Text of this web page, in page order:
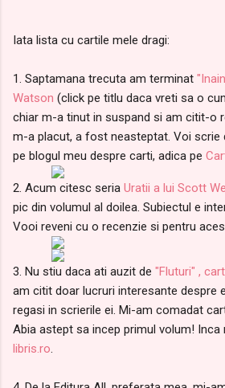
Iata lista cu cartile mele dragi:
1. Saptamana trecuta am terminat
Watson (click pe titlu daca vreti sa o
chiar m-a tinut in suspand si am citit-o
m-a placut, a fost neasteptat. Voi scrie
pe blogul meu despre carti, adica pe
2. Acum citesc seria Uratii a lui Scott
pic din volumul al doilea. Subiectul e
Vooi reveni cu o recenzie si pentru
3. Nu stiu daca ati auzit de "Fluturi" ,
am citit doar lucruri interesante despre
regasi in scrierile ei. Mi-am comadat
Abia astept sa incep primul volum! Inca
libris.ro